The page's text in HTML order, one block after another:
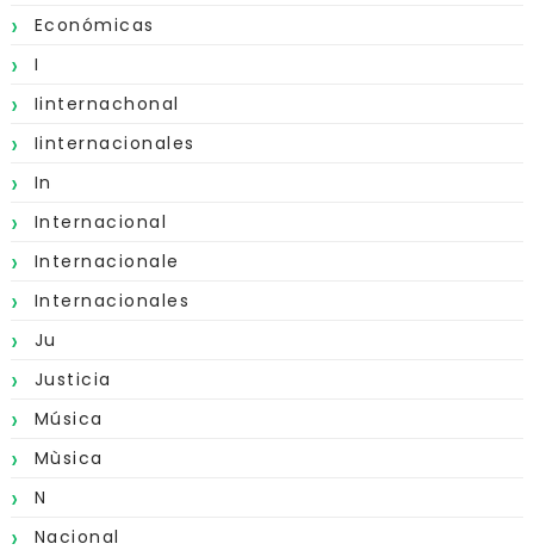
Económicas
I
Iinternachonal
Iinternacionales
In
Internacional
Internacionale
Internacionales
Ju
Justicia
Música
Mùsica
N
Nacional